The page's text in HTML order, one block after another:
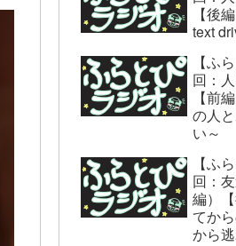
【後
text
【ふ
回：
【前
の人
い～
【ふ
回：
編）
てか
から